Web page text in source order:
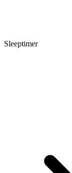
Sleeptimer